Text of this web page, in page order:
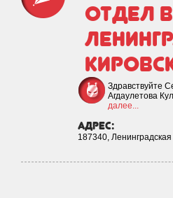
Отдел
Здравствуйте
Агдаулетова
далее...
адрес:
187340,